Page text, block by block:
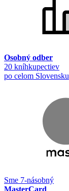
Osobný odber
20 kníhkupectiev
po celom Slovensku
Sme 7-násobný